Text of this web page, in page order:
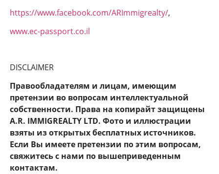
https://www.facebook.com/ARImmigrealty/,
www.ec-passport.co.il
DISCLAIMER
Правообладателям и лицам, имеющим
претензии во вопросам интеллектуальной
собственности. Права на копирайт защищены
A.R. IMMIGREALTY LTD. Фото и иллюстрации
взяты из открытых бесплатных источников.
Если Вы имеете претензии по этим вопросам,
свяжитесь с нами по вышеприведенным
контактам.